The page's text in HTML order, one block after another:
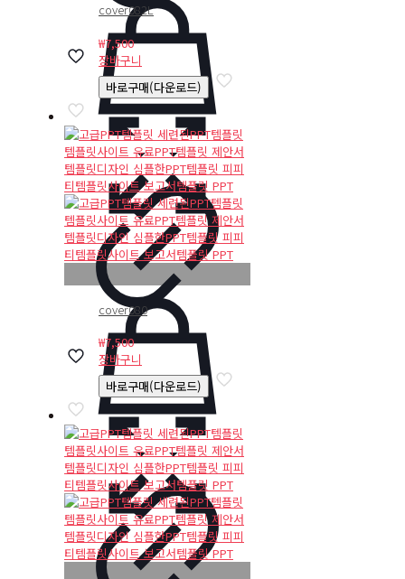
cover082L
₩7,500
장바구니
바로구매(다운로드)
cover080
₩7,500
장바구니
바로구매(다운로드)